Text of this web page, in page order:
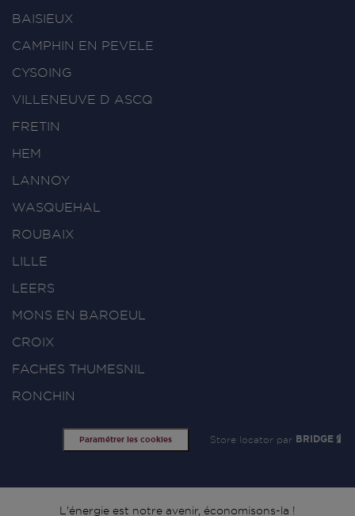
BAISIEUX
CAMPHIN EN PEVELE
CYSOING
VILLENEUVE D ASCQ
FRETIN
HEM
LANNOY
WASQUEHAL
ROUBAIX
LILLE
LEERS
MONS EN BAROEUL
CROIX
FACHES THUMESNIL
RONCHIN
Paramétrer les cookies Store locator par BRIDGE
L'énergie est notre avenir, économisons-la !